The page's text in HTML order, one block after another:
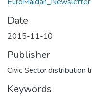
Date
2015-11-10
Publisher
Civic Sector distribution
Keywords